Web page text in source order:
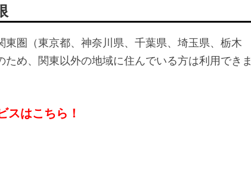
東圏（東京都、神奈川県、千葉県、埼玉県、栃木
め、関東以外の地域に住んでいる方は利用できま
スはこちら！